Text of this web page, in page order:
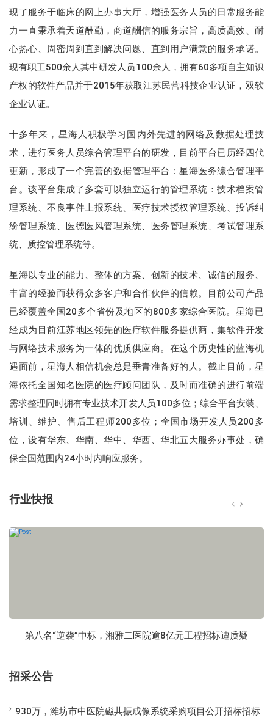
现了服务于临床的网上办事大厅，增强医务人员的日常服务能
力一直秉承着天道酬勤，商道酬信的服务宗旨，高质高效、耐
心热心、周密周到直到解决问题、直到用户满意的服务承诺。
现有职工500余人其中研发人员100余人，拥有60多项自主知识
产权的软件产品并于2015年获取江苏民营科技企业认证，双软
企业认证。
十多年来，星海人积极学习国内外先进的网络及数据处理技
术，进行医务人员综合管理平台的研发，目前平台已历经四代
更新，形成了一个完善的数据管理平台：星海医务综合管理平
台。该平台集成了多套可以独立运行的管理系统：技术档案管
理系统、不良事件上报系统、医疗技术授权管理系统、投诉纠
纷管理系统、医德医风管理系统、医务管理系统、考试管理系
统、质控管理系统等。
星海以专业的能力、整体的方案、创新的技术、诚信的服务、
丰富的经验而获得众多客户和合作伙伴的信赖。目前公司产品
已经覆盖全国20多个省份及地区的800多家综合医院。星海已
经成为目前江苏地区领先的医疗软件服务提供商，集软件开发
与网络技术服务为一体的优质供应商。在这个历史性的蓝海机
遇面前，星海人相信机会总是垂青准备好的人。截止目前，星
海依托全国知名医院的医疗顾问团队，及时而准确的进行前端
需求整理同时拥有专业技术开发人员100多位；综合平台安装、
培训、维护、售后工程师200多位；全国市场开发人员200多
位，设有华东、华南、华中、华西、华北五大服务办事处，确
保全国范围内24小时内响应服务。
星海考试管理系统
行业快报
第八名“逆袭”中标，湘雅二医院逾8亿元工程招标遭质疑
招采公告
930万，潍坊市中医院磁共振成像系统采购项目公开招标招标